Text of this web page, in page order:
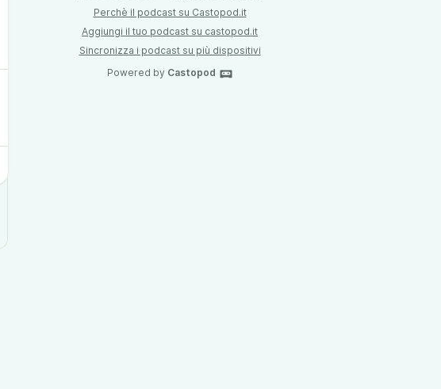
Perchè il podcast su Castopod.it
Aggiungi il tuo podcast su castopod.it
Sincronizza i podcast su più dispositivi
Powered by Castopod